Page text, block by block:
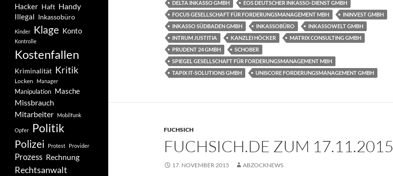
DELTA INKASSO GMBH
EOS DEUTSCHER INKASSO-DIENST GMBH
FOCUS GESELLSCHAFT FÜR FORDERUNGSMANAGEMENT MBH
ININVEST GMBH
INKASSO SÜDBADEN GMBH
INKASSOBÜRO
INKASSOWELT GMBH
INTRUM JUSTITIA
KANZLEI HÖCKER
MATRIX CONSULTING GMBH
PRUDENT 24 GMBH
SCHOBER
SPIEGEL GESELLSCHAFT FÜR FORDERUNGSMANAGEMENT MBH
TAPIX IT-SOLUTIONS GMBH
UNISCORE FORDERUNGSMANAGEMENT GMBH
FUCHSICH
FUCHSICH.DE ZUM 17.11.2015
17. NOVEMBER 2015 ABZOCKNEWS
Hacker Haft Handy
Illegal Inkassobüro
Kinder Klage Konto
Kontrolle
Kostenfallen
Kriminalität Kritik
Locken Manager
Manipulation Masche
Missbrauch
Mitarbeiter
Mobilfunk
Opfer Politik
Polizei Protest Provider
Prozess Rechnung
Rechtsanwalt